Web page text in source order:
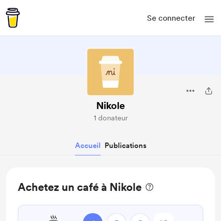
Se connecter
Nikole
1 donateur
Accueil Publications
Achetez un café à Nikole